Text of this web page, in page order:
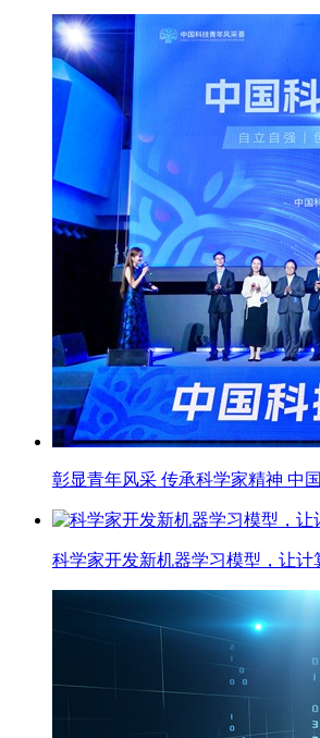
彰显青年风采 传承科学家精神 中
科学家开发新机器学习模型，让计